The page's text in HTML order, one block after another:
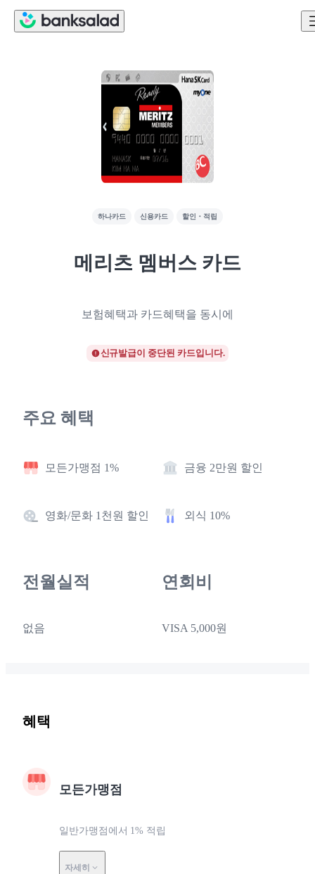
하나카드 신용카드 할인・적립
메리츠 멤버스 카드
보험혜택과 카드혜택을 동시에
신규발급이 중단된 카드입니다.
주요 혜택
모든가맹점 1% 금융 2만원 할인
영화/문화 1천원 할인 외식 10%
전월실적
없음
연회비
VISA 5,000원
혜택
모든가맹점
일반가맹점에서 1% 적립
자세히